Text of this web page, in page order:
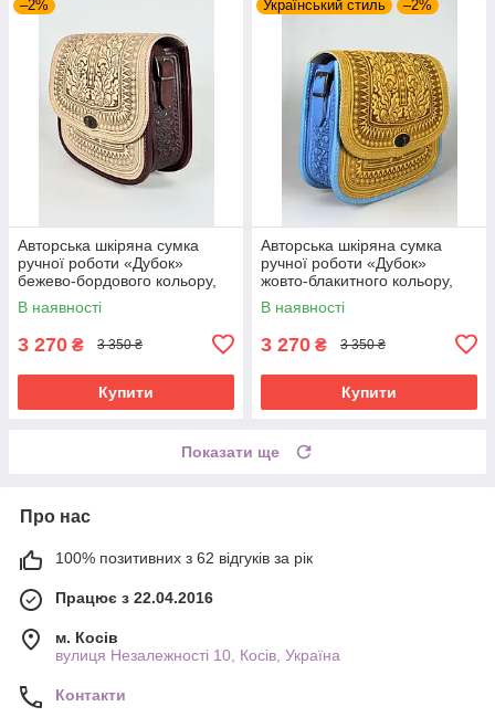
–2%
Авторська шкіряна сумка
ручної роботи «Дубок»
бежево-бордового кольору,
25×26×10 см
В наявності
3 270 ₴ 3 350 ₴
Купити
Український стиль –2%
Авторська шкіряна сумка
ручної роботи «Дубок»
жовто-блакитного кольору,
25×26×10 см
В наявності
3 270 ₴ 3 350 ₴
Купити
Показати ще
Про нас
100% позитивних з 62 відгуків за рік
Працює з 22.04.2016
м. Косів
вулиця Незалежності 10, Косів, Україна
Контакти